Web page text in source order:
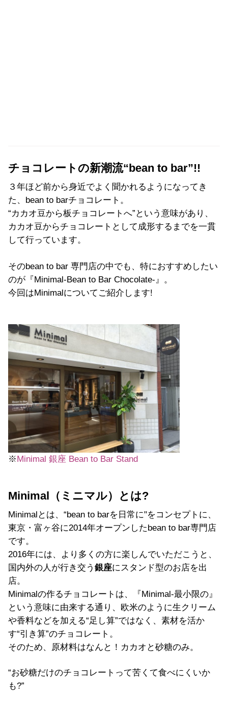
チョコレートの新潮流“bean to bar”!!
３年ほど前から身近でよく聞かれるようになってき
た、bean to barチョコレート。
“カカオ豆から板チョコレートへ”という意味があり、
カカオ豆からチョコレートとして成形するまでを一貫
して行っています。
そのbean to bar 専門店の中でも、特におすすめしたい
のが『Minimal-Bean to Bar Chocolate- 』。
今回はMinimalについてご紹介します!
※ Minimal 銀座 Bean to Bar Stand
Minimal（ミニマル）とは?
Minimalとは、“bean to barを日常に"をコンセプトに、
東京・富ヶ谷に2014年オープンしたbean to bar専門店
です。
2016年には、より多くの方に楽しんでいただこうと、
国内外の人が行き交う 銀座にスタンド型のお店を出
店。
Minimalの作るチョコレートは、『Minimal-最小限の』
という意味に由来する通り、欧米のように生クリーム
や香料などを加える“足し算”ではなく、素材を活か
す“引き算”のチョコレート。
そのため、原材料はなんと！カカオと砂糖のみ。
“お砂糖だけのチョコレートって苦くて食べにくいか
も?”